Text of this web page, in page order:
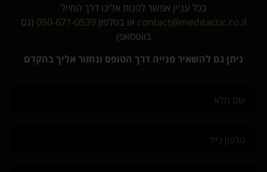
בכל עניין אפשר לפנות אלינו דרך המייל
contact@meditactic.co.il או בטלפון 050-671-0539 (גם
בווטסאפ)
ניתן גם להשאיר פנייה דרך הטופס ונחזור אליך בהקדם